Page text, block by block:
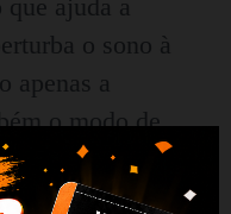
que ajuda a
o sono à
apenas a
o modo de
WiFi e outras
por um